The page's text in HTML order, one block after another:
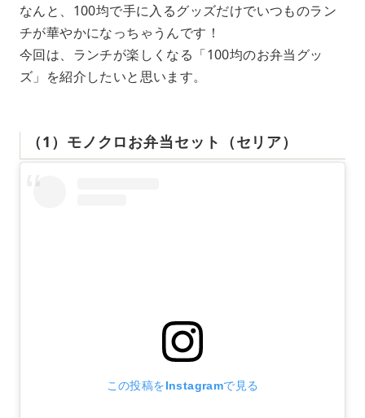
なんと、100均で手に入るグッズだけでいつものラン
チが華やかになっちゃうんです！
今回は、ランチが楽しくなる「100均のお弁当グッ
ズ」を紹介したいと思います。
（1）モノクロお弁当セット（セリア）
この投稿をInstagramで見る